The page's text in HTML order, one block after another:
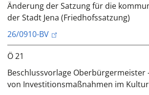
Änderung der Satzung für die
der Stadt Jena (Friedhofssatzung)
26/0910-BV
Ö 21
Beschlussvorlage Oberbürgermeister
von Investitionsmaßnahmen im